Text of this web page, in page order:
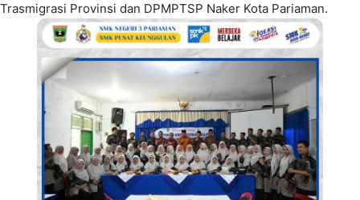
Trasmigrasi Provinsi dan DPMPTSP Naker Kota Pariaman.